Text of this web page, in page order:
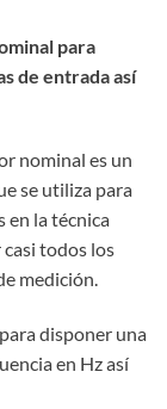
para
de entrada así
nominal es un
se utiliza para
en la técnica
todos los
medición.
disponer una
en Hz así